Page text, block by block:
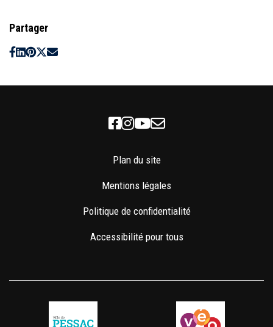
Partager
Facebook
Instagram
Youtube
Newsletter
Plan du site
Mentions légales
Politique de confidentialité
Accessibilité pour tous